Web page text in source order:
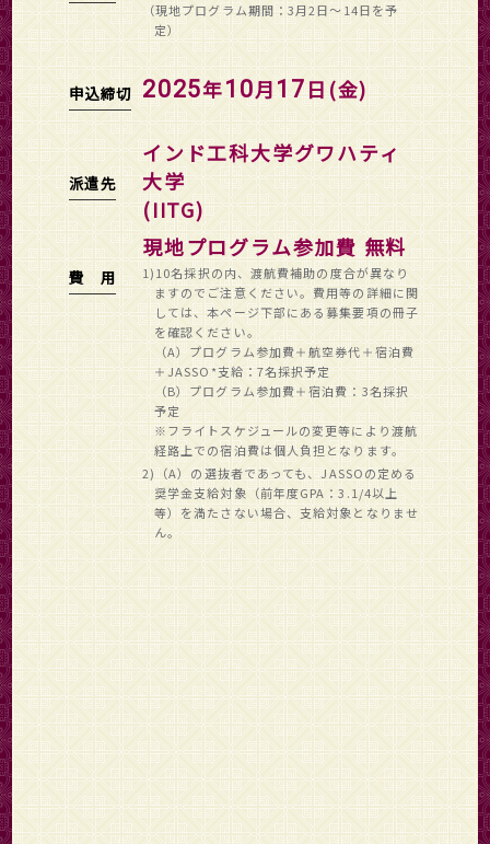
（現地プログラム期間：3月2日～14日を予
定）
申込締切 2025年10月17日(金)
派遣先
インド工科大学グワハティ
大学
(IITG)
費 用
現地プログラム参加費 無料
1)10名採択の内、渡航費補助の度合が異なり
ますのでご注意ください。費用等の詳細に関
しては、本ページ下部にある募集要項の冊子
を確認ください。
（A）プログラム参加費＋航空券代＋宿泊費
＋JASSO*支給：7名採択予定
（B）プログラム参加費＋宿泊費：3名採択
予定
※フライトスケジュールの変更等により渡航
経路上での宿泊費は個人負担となります。
2)（A）の選抜者であっても、JASSOの定める
奨学金支給対象（前年度GPA：3.1/4以上
等）を満たさない場合、支給対象となりませ
ん。